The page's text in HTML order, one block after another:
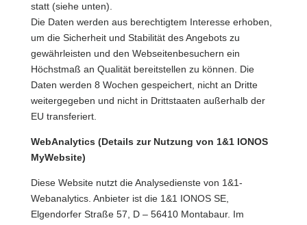
statt (siehe unten).
Die Daten werden aus berechtigtem Interesse erhoben,
um die Sicherheit und Stabilität des Angebots zu
gewährleisten und den Webseitenbesuchern ein
Höchstmaß an Qualität bereitstellen zu können. Die
Daten werden 8 Wochen gespeichert, nicht an Dritte
weitergegeben und nicht in Drittstaaten außerhalb der
EU transferiert.
WebAnalytics (Details zur Nutzung von 1&1 IONOS
MyWebsite)
Diese Website nutzt die Analysedienste von 1&1-
Webanalytics. Anbieter ist die 1&1 IONOS SE,
Elgendorfer Straße 57, D – 56410 Montabaur. Im